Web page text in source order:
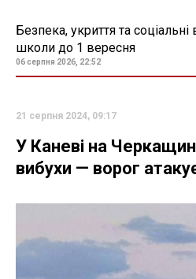
Безпека, укриття та
школи до 1 вересня
06 серпня 2026, 22:52
21 серпня 2024, 09:17
У Каневі на
вибухи — ворог